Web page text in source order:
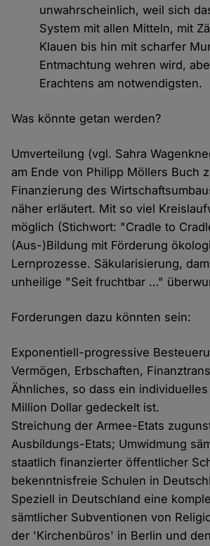
unwahrscheinlich, weil sich
System mit allen Mitteln, mit
Klauen bis hin mit scharfer
Entmachtung wehren wird,
Erachtens am notwendigsten.
Was könnte getan werden?
Umverteilung (vgl. Sahra
am Ende von Philipp Möllers Buch
Finanzierung des
näher erläutert. Mit so viel
möglich (Stichwort: "Cradle to
(Aus-)Bildung mit Förderung
Lernprozesse. Säkularisierung,
unheilige "Seit fruchtbar …"
Forderungen dazu könnten sein:
Exponentiell-progressive
Vermögen, Erbschaften,
Ähnliches, so dass ein individuelles
Million Dollar gedeckelt ist.
Streichung der Armee-Etats
Ausbildungs-Etats; Umwidmung
staatlich finanzierter öffentlicher
bekenntnisfreie Schulen in
Speziell in Deutschland eine
sämtlicher Subventionen von
der 'Kirchenbüros' in Berlin und den